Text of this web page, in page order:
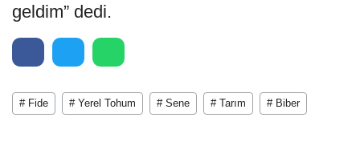
geldim” dedi.
# Fide # Yerel Tohum # Sene # Tarım # Biber